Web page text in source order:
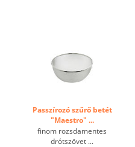
Passzírozó szűrő betét
"Maestro" ...
finom rozsdamentes
drótszövet ...